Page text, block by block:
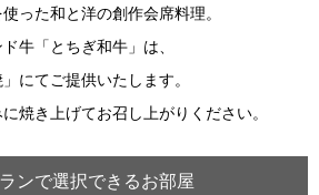
った和と洋の創作会席料理。
牛「とちぎ和牛」は、
にてご提供いたします。
焼き上げてお召し上がりください。
ンで選択できるお部屋